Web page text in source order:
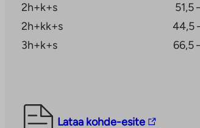
2h+k+s
51,5
2h+kk+s
44,5
3h+k+s
66,5
Lataa kohde-esite
Linkki